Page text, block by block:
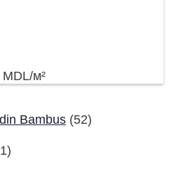
MDL/м²
Bambus (52)